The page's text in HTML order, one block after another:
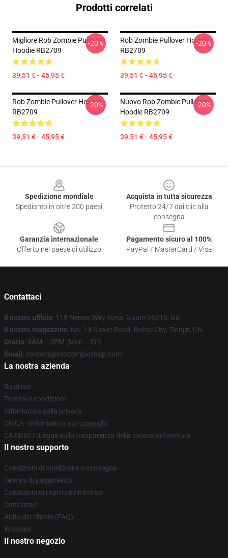
Prodotti correlati
Migliore Rob Zombie Pullover
Hoodie RB2709
39,51 € - 45,95 €
-20%
Rob Zombie Pullover Hoodie
RB2709
39,51 € - 45,95 €
-20%
Rob Zombie Pullover Hoodie
RB2709
39,51 € - 45,95 €
-20%
Nuovo Rob Zombie Pullover
Hoodie RB2709
39,51 € - 45,95 €
-20%
Spedizione mondiale
Spediamo in oltre 200 paesi
Acquista in tutta sicurezza
Protetto 24/7 dai clic alla
consegna
Garanzia internazionale
Offerto nel paese di utilizzo
Pagamento sicuro al 100%
PayPal / MasterCard / Visa
Contattaci
Il nostro ufficio: 119 Nenita Way Yona, Guam 96915, Gu
Il nostro magazzino: No. 14 Suwei Road, Beihai City, Tianjin, CN
Orario: 9AM – 5PM (Mon – Fri)
Email : contact@robzombieshop.com
La nostra azienda
Su di noi
Termini e condizioni
Informativa sulla privacy
DMCA - Informativa sul copyright
CA SB657: Legge sulla trasparenza della catena di fornitura
Il nostro supporto
Condizioni di spedizione e consegna
Termini di pagamento
Condizioni di ritorno e rimborso
Contattaci
Aiuto del cliente (FAQ)
Whosale
Il nostro negozio